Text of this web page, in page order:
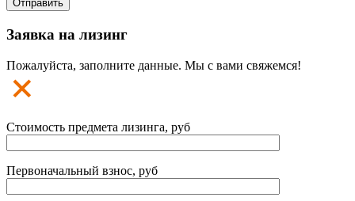
Заявка на лизинг
Пожалуйста, заполните данные. Мы с вами свяжемся!
Стоимость предмета лизинга, руб
Первоначальный взнос, руб